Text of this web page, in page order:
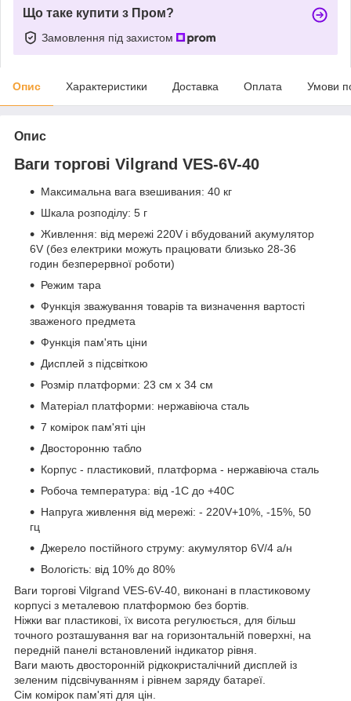
Що таке купити з Пром?
Замовлення під захистом
Опис Характеристики Доставка Оплата Умови
Опис
Ваги торгові Vilgrand VES-6V-40
Максимальна вага взешивания: 40 кг
Шкала розподілу: 5 г
Живлення: від мережі 220V і вбудований акумулятор
6V (без електрики можуть працювати близько 28-36
годин безперервної роботи)
Режим тара
Функція зважування товарів та визначення вартості
зваженого предмета
Функція пам'ять ціни
Дисплей з підсвіткою
Розмір платформи: 23 см х 34 см
Матеріал платформи: нержавіюча сталь
7 комірок пам'яті цін
Двосторонню табло
Корпус - пластиковий, платформа - нержавіюча сталь
Робоча температура: від -1С до +40С
Напруга живлення від мережі: - 220V+10%, -15%, 50
гц
Джерело постійного струму: акумулятор 6V/4 а/н
Вологість: від 10% до 80%
Ваги торгові Vilgrand VES-6V-40, виконані в пластиковому
корпусі з металевою платформою без бортів.
Ніжки ваг пластикові, їх висота регулюється, для більш
точного розташування ваг на горизонтальній поверхні, на
передній панелі встановлений індикатор рівня.
Ваги мають двосторонній рідкокристалічний дисплей із
зеленим підсвічуванням і рівнем заряду батареї.
Сім комірок пам'яті для цін.